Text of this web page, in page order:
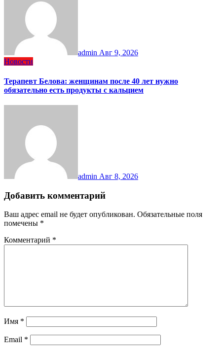
admin Авг 9, 2026
Новости
Терапевт Белова: женщинам после 40 лет нужно
обязательно есть продукты с кальцием
admin Авг 8, 2026
Добавить комментарий
Ваш адрес email не будет опубликован. Обязательные поля
помечены *
Комментарий *
Имя *
Email *